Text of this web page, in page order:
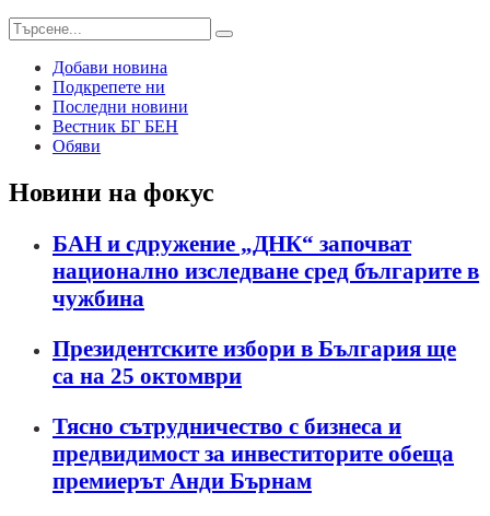
Добави новина
Подкрепете ни
Последни новини
Вестник БГ БЕН
Обяви
Новини на фокус
БАН и сдружение „ДНК“ започват
национално изследване сред българите в
чужбина
Президентските избори в България ще
са на 25 октомври
Тясно сътрудничество с бизнеса и
предвидимост за инвеститорите обеща
премиерът Анди Бърнам